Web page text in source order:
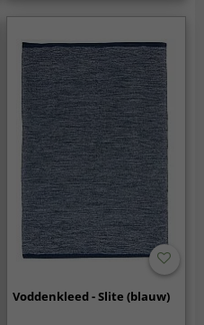
Voddenkleed - Slite (blauw)